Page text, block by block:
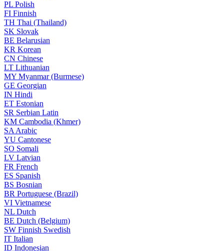
PL Polish
FI Finnish
TH Thai (Thailand)
SK Slovak
BE Belarusian
KR Korean
CN Chinese
LT Lithuanian
MY Myanmar (Burmese)
GE Georgian
IN Hindi
ET Estonian
SR Serbian Latin
KM Cambodia (Khmer)
SA Arabic
YU Cantonese
SO Somali
LV Latvian
FR French
ES Spanish
BS Bosnian
BR Portuguese (Brazil)
VI Vietnamese
NL Dutch
BE Dutch (Belgium)
SW Finnish Swedish
IT Italian
ID Indonesian